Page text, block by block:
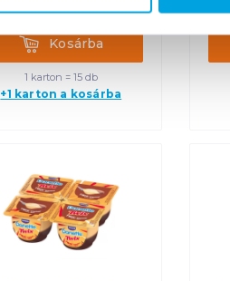
KosárbaKosárba
1 karton = 15 db
+1 karton a kosárba